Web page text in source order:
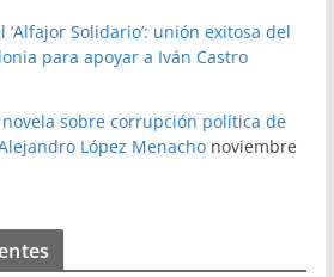
Solidario’: unión exitosa del
para apoyar a Iván Castro
novela sobre corrupción política de
López Menacho noviembre